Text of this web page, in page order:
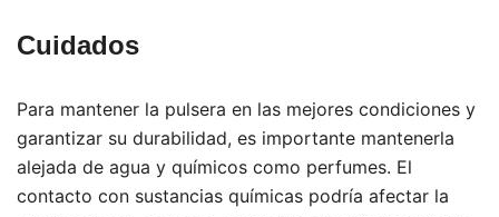
Cuidados
Para mantener la pulsera en las mejores condiciones y
garantizar su durabilidad, es importante mantenerla
alejada de agua y químicos como perfumes. El
contacto con sustancias químicas podría afectar la